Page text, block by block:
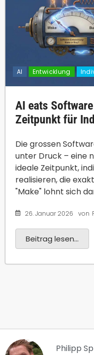
AI Entwicklung
AI eats
Zeitpunkt für
26. Januar 2026 von
Die grossen
unter Druck – eine
ideale Zeitpunkt,
realisieren, die
"Make" lohnt sich
Beitrag lesen...
Philipp